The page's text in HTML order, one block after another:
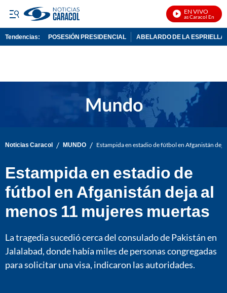
EN VIVO
Noticias Caracol En Vivo
Tendencias: POSESIÓN PRESIDENCIAL ABELARDO DE LA ESPRIELLA
Noticias Caracol / MUNDO / Estampida en estadio de fútbol en Afganistán
Estampida en estadio de
fútbol en Afganistán deja al
menos 11 mujeres muertas
La tragedia sucedió cerca del consulado de Pakistán en
Jalalabad, donde había miles de personas congregadas
para solicitar una visa, indicaron las autoridades.